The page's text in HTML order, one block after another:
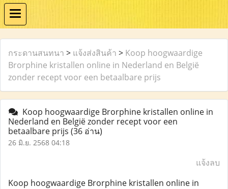
กระดานสนทนา > แจ้งส่งสินค้า > Koop hoogwaardige
Brorphine kristallen online in Nederland en België
zonder recept voor een betaalbare prijs
Koop hoogwaardige Brorphine kristallen online in
Nederland en België zonder recept voor een
betaalbare prijs (36 อ่าน)
26 มิ.ย. 2568 04:18
แจ้งลบ
Koop hoogwaardige Brorphine kristallen online in